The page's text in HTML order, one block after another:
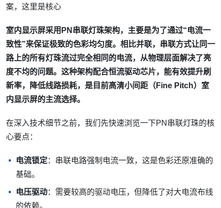
案，这里是核心
室内显示屏采用PN串联灯珠架构，主要是为了通过“电流一
致性”来保证极致的色彩均匀度。相比并联，串联方式让同一
路上的所有灯珠流过完全相同的电流，从物理层面解决了亮
度不均的问题。这种架构配合恒流驱动芯片，能有效提升刷
新率，降低线路损耗，是目前高清小间距（Fine Pitch）室
内显示屏的主流选择。
在深入技术细节之前，我们先快速浏览一下PN串联灯珠的核
心要点：
电流锁定：串联电路强制电流一致，这是色彩还原准确的
基础。
电压驱动：需要较高的驱动电压，但降低了对大电流布线
的依赖。